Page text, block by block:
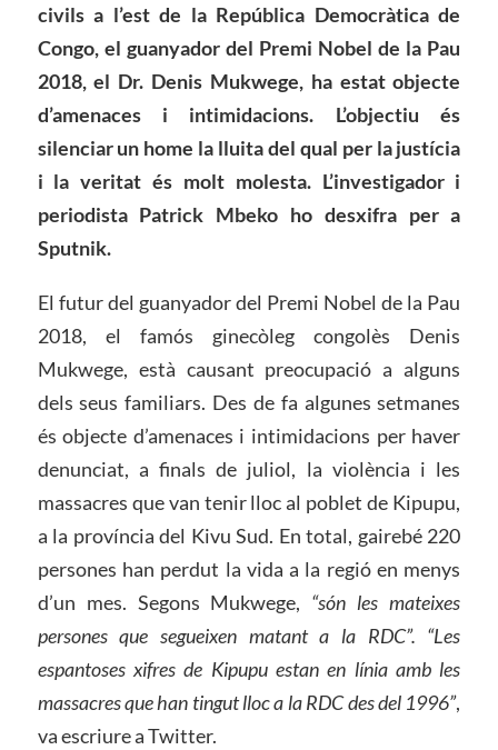
civils a l’est de la República Democràtica de
Congo, el guanyador del Premi Nobel de la Pau
2018, el Dr. Denis Mukwege, ha estat objecte
d’amenaces i intimidacions. L’objectiu és
silenciar un home la lluita del qual per la justícia
i la veritat és molt molesta. L’investigador i
periodista Patrick Mbeko ho desxifra per a
Sputnik.
El futur del guanyador del Premi Nobel de la Pau
2018, el famós ginecòleg congolès Denis
Mukwege, està causant preocupació a alguns
dels seus familiars. Des de fa algunes setmanes
és objecte d’amenaces i intimidacions per haver
denunciat, a finals de juliol, la violència i les
massacres que van tenir lloc al poblet de Kipupu,
a la província del Kivu Sud. En total, gairebé 220
persones han perdut la vida a la regió en menys
d’un mes. Segons Mukwege, “són les mateixes
persones que segueixen matant a la RDC”. “Les
espantoses xifres de Kipupu estan en línia amb les
massacres que han tingut lloc a la RDC des del 1996”,
va escriure a Twitter.